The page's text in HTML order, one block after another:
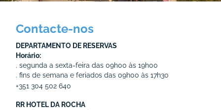
Contacte-nos
DEPARTAMENTO DE RESERVAS
Horário:
. segunda a sexta-feira das 09h00 às 19h00
. fins de semana e feriados das 09h00 às 17h30
+351 304 502 640
RR HOTEL DA ROCHA